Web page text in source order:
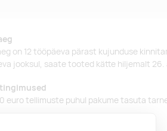
on 12 tööpäeva pärast kujunduse
jooksul, saate tooted kätte hiljemalt 26.
euro tellimuste puhul pakume tasuta